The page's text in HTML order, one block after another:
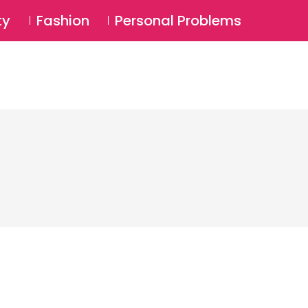
Login ⚲
Fashion Personal Problems